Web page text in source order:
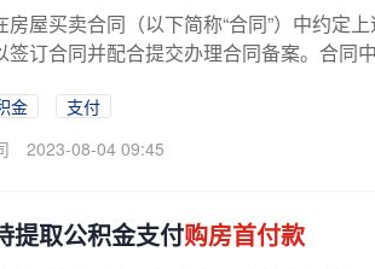
房屋买卖合同（以下简称“合同”）中约定
签订合同并配合提交办理合同备案。合同
金
支付
2023-08-04 09:45
提取公积金支付购房首付款